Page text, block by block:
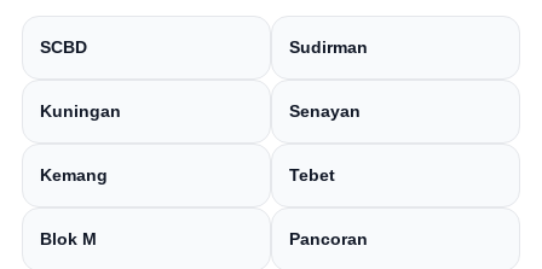
SCBD Sudirman
Kuningan Senayan
Kemang Tebet
Blok M Pancoran